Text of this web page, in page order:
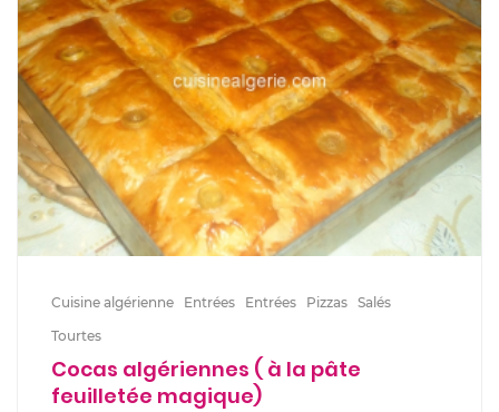
Cuisine algérienne Entrées Entrées Pizzas Salés
Tourtes
Cocas algériennes ( à la pâte
feuilletée magique)